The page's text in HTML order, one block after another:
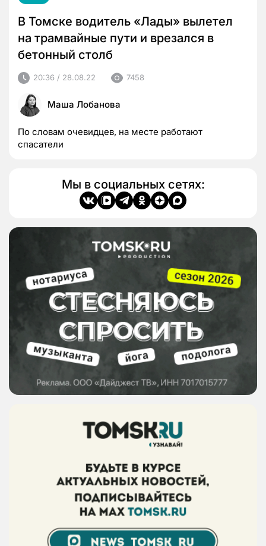
В Томске водитель «Лады» вылетел
на трамвайные пути и врезался в
бетонный столб
20:36 / 28.08.22 7458
Маша Лобанова
По словам очевидцев, на месте работают
спасатели
Мы в социальных сетях: